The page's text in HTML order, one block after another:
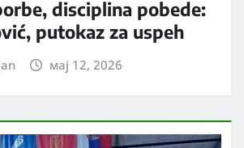
disciplina pobede:
putokaz za uspeh
мај 12, 2026